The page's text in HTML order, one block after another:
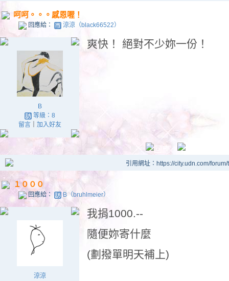
呵呵。。。感恩喔！
回應給： 涼涼（black66522）
B
等級：8
留言｜ 加入好友
爽快！ 絕對不少妳一份！
引用網址：https://city.udn.com/
１０００
回應給： B（bruhlmeier）
涼涼
我捐1000.--
隨便妳寄什麼
(劃撥單明天補上)